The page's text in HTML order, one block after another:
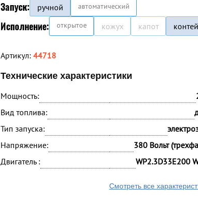
Запуск: ручной автоматический
Исполнение: открытое кожух капот
Артикул: 44718
Технические характеристики
Мощность:
Вид топлива:
Тип запуска:
Напряжение:
380 Вольт
Двигатель :
WP2.3D33E200
Смотреть все